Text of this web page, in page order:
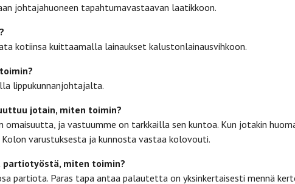
johtajahuoneen tapahtumavastaavan laatikkoon.
kotiinsa kuittaamalla lainaukset kalustonlainausvihkoon.
lippukunnanjohtajalta.
jotain, miten toimin?
omaisuutta, ja vastuumme on tarkkailla sen kuntoa. Kun jotakin
varustuksesta ja kunnosta vastaa kolovouti.
miten toimin?
partiota. Paras tapa antaa palautetta on yksinkertaisesti mennä